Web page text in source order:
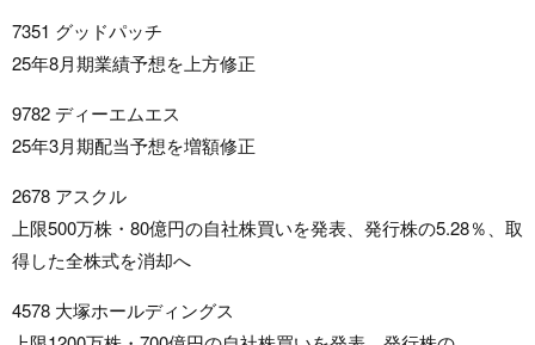
7351 グッドパッチ
25年8月期業績予想を上方修正
9782 ディーエムエス
25年3月期配当予想を増額修正
2678 アスクル
上限500万株・80億円の自社株買いを発表、発行株の5.28％、取
得した全株式を消却へ
4578 大塚ホールディングス